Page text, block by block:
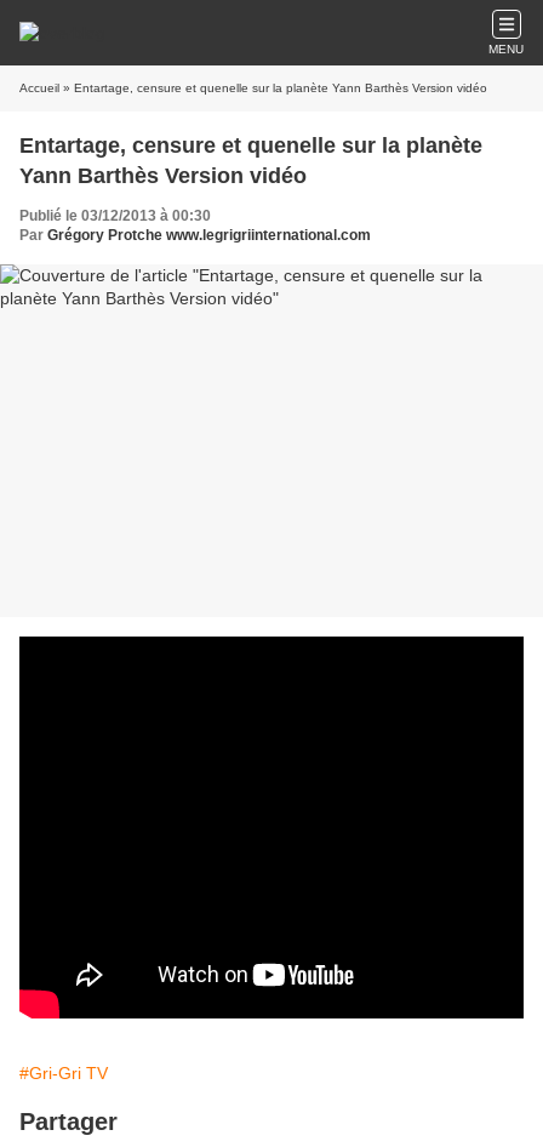
MENU
Accueil » Entartage, censure et quenelle sur la planète Yann Barthès Version vidéo
Entartage, censure et quenelle sur la planète
Yann Barthès Version vidéo
Publié le 03/12/2013 à 00:30
Par Grégory Protche www.legrigriinternational.com
#Gri-Gri TV
Partager